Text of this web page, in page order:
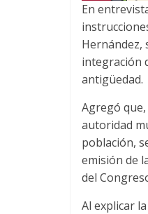
En
Hernández,
integración
antigüedad.
Agregó
autoridad
población,
emisión de
del
Al explicar